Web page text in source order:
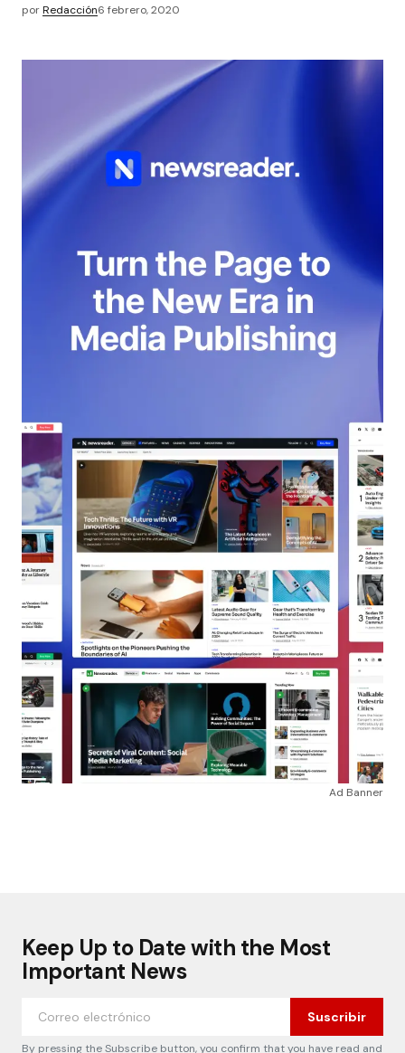
porRedacción6 febrero, 2020
Ad Banner
Keep Up to Date with the Most
Important News
Suscribir
By pressing the Subscribe button, you confirm that you have read and